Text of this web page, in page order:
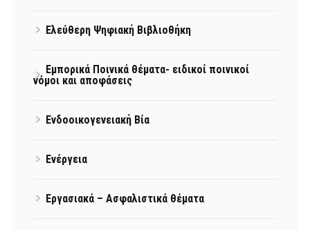
Ελεύθερη Ψηφιακή Βιβλιοθήκη
Εμπορικά Ποινικά θέματα- ειδικοί ποινικοί
νόμοι και αποφάσεις
Ενδοοικογενειακή Βία
Ενέργεια
Εργασιακά – Ασφαλιστικά θέματα